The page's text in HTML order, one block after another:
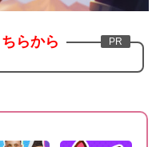
らから